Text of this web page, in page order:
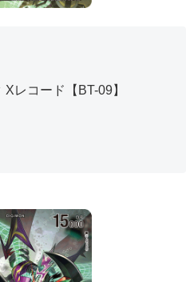
レコード【BT-09】